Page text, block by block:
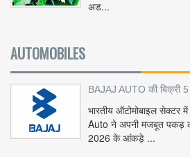
अड...
AUTOMOBILES
BAJAJ AUTO की बिक्री
भारतीय ऑटोमोबाइल सेक्टर
Auto ने अपनी मजबूत पकड़
2026 के आंकड़े ...